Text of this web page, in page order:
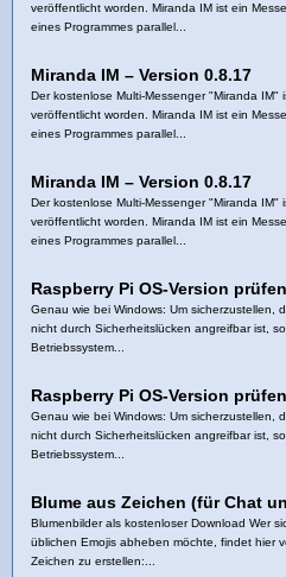
veröffentlicht worden. Miranda IM ist ein
eines Programmes parallel...
Miranda IM – Version 0.8.17
Der kostenlose Multi-Messenger "Miranda IM"
veröffentlicht worden. Miranda IM ist ein
eines Programmes parallel...
Miranda IM – Version 0.8.17
Der kostenlose Multi-Messenger "Miranda IM"
veröffentlicht worden. Miranda IM ist ein
eines Programmes parallel...
Raspberry Pi OS-Version
Genau wie bei Windows: Um sicherzustellen,
nicht durch Sicherheitslücken angreifbar ist,
Betriebssystem...
Raspberry Pi OS-Version
Genau wie bei Windows: Um sicherzustellen,
nicht durch Sicherheitslücken angreifbar ist,
Betriebssystem...
Blume aus Zeichen (für Chat
Blumenbilder als kostenloser Download Wer
üblichen Emojis abheben möchte, findet hier
Zeichen zu erstellen:...